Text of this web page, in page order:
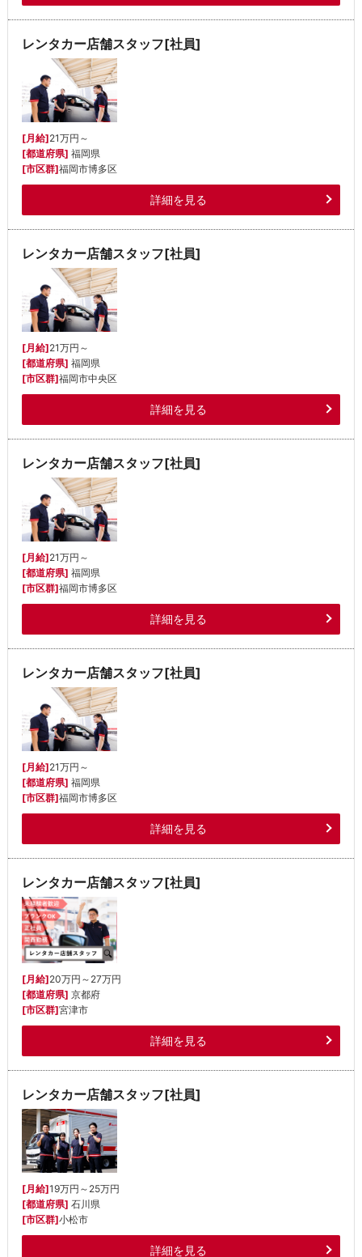
レンタカー店舗スタッフ[社員]
[月給]21万円～
[都道府県] 福岡県
[市区群]福岡市博多区
詳細を見る
レンタカー店舗スタッフ[社員]
[月給]21万円～
[都道府県] 福岡県
[市区群]福岡市中央区
詳細を見る
レンタカー店舗スタッフ[社員]
[月給]21万円～
[都道府県] 福岡県
[市区群]福岡市博多区
詳細を見る
レンタカー店舗スタッフ[社員]
[月給]21万円～
[都道府県] 福岡県
[市区群]福岡市博多区
詳細を見る
レンタカー店舗スタッフ[社員]
[月給]20万円～27万円
[都道府県] 京都府
[市区群]宮津市
詳細を見る
レンタカー店舗スタッフ[社員]
[月給]19万円～25万円
[都道府県] 石川県
[市区群]小松市
詳細を見る